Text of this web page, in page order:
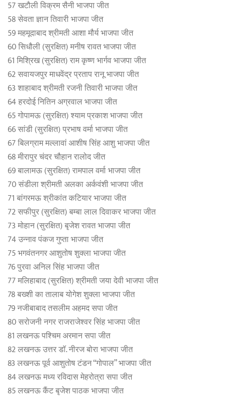
57 खटौली विक्रम सैनी भाजपा जीत
58 सेवता ज्ञान तिवारी भाजपा जीत
59 महमूदाबाद श्रीमती आशा मौर्य भाजपा जीत
60 सिधौली (सुरक्षित) मनीष रावत भाजपा जीत
61 मिश्रिख (सुरक्षित) राम कृष्ण भार्गव भाजपा जीत
62 सवायजपुर माधवेंद्र प्रताप रानू भाजपा जीत
63 शाहाबाद श्रीमती रजनी तिवारी भाजपा जीत
64 हरदोई नितिन अग्रवाल भाजपा जीत
65 गोपामऊ (सुरक्षित) श्याम प्रकाश भाजपा जीत
66 सांडी (सुरक्षित) प्रभाष वर्मा भाजपा जीत
67 बिलग्राम मल्लावां आशीष सिंह आशु भाजपा जीत
68 मीरापुर चंदर चौहान रालोद जीत
69 बालामऊ (सुरक्षित) रामपाल वर्मा भाजपा जीत
70 संडीला श्रीमती अलका अर्कवंशी भाजपा जीत
71 बांगरमऊ श्रीकांत कटियार भाजपा जीत
72 सफीपुर (सुरक्षित) बम्बा लाल दिवाकर भाजपा जीत
73 मोहान (सुरक्षित) बृजेश रावत भाजपा जीत
74 उन्नाव पंकज गुप्ता भाजपा जीत
75 भगवंतनगर आशुतोष शुक्ला भाजपा जीत
76 पुरवा अनिल सिंह भाजपा जीत
77 मलिहाबाद (सुरक्षित) श्रीमती जया देवी भाजपा जीत
78 बख्शी का तालाब योगेश शुक्ला भाजपा जीत
79 नजीबाबाद तसलीम अहमद सपा जीत
80 सरोजनी नगर राजराजेश्वर सिंह भाजपा जीत
81 लखनऊ पश्चिम अरमान सपा जीत
82 लखनऊ उत्तर डॉ. नीरज बोरा भाजपा जीत
83 लखनऊ पूर्व आशुतोष टंडन “गोपाल” भाजपा जीत
84 लखनऊ मध्य रविदास मेहरोत्रा सपा जीत
85 लखनऊ कैंट बृजेश पाठक भाजपा जीत